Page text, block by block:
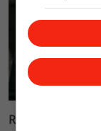
Politica
Riconoscimento